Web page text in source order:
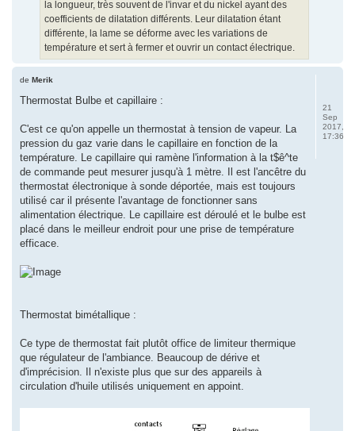
la longueur, très souvent de l'invar et du nickel ayant des
coefficients de dilatation différents. Leur dilatation étant
différente, la lame se déforme avec les variations de
température et sert à fermer et ouvrir un contact électrique.
de Merik
Thermostat Bulbe et capillaire :
C'est ce qu'on appelle un thermostat à tension de vapeur. La
pression du gaz varie dans le capillaire en fonction de la
température. Le capillaire qui ramène l'information à la t$ê^te
de commande peut mesurer jusqu'à 1 mètre. Il est l'ancêtre du
thermostat électronique à sonde déportée, mais est toujours
utilisé car il présente l'avantage de fonctionner sans
alimentation électrique. Le capillaire est déroulé et le bulbe est
placé dans le meilleur endroit pour une prise de température
efficace.
Thermostat bimétallique :
Ce type de thermostat fait plutôt office de limiteur thermique
que régulateur de l'ambiance. Beaucoup de dérive et
d'imprécision. Il n'existe plus que sur des appareils à
circulation d'huile utilisés uniquement en appoint.
21
Sep
2017,
17:36